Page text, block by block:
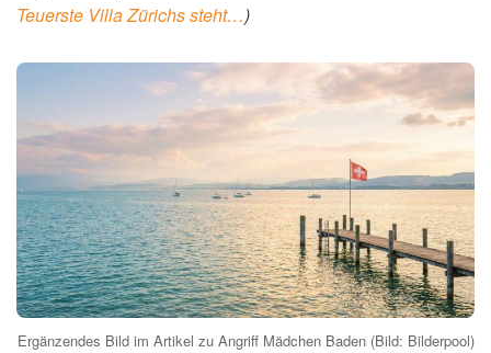
Teuerste Villa Zürichs steht…)
Ergänzendes Bild im Artikel zu Angriff Mädchen Baden (Bild: Bilderpool)